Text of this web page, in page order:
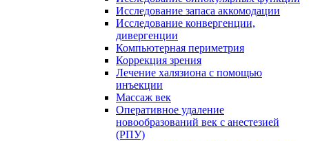
Исследование запаса аккомодации
Исследование конвергенции,
дивергенции
Компьютерная периметрия
Коррекция зрения
Лечение халязиона с помощью
инъекции
Массаж век
Оперативное удаление
новообразований век с анестезией
(РПУ)